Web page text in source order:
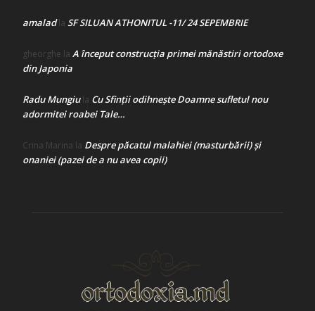
amaladla SF SILUAN ATHONITUL -11/ 24 SEPEMBRIE
gheorghe la A început construcţia primei mănăstiri ortodoxe
din Japonia
Radu Mungiula Cu Sfinții odihnește Doamne sufletul nou
adormitei roabei Tale…
Crina Marina la Despre păcatul malahiei (masturbării) şi
onaniei (pazei de a nu avea copii)